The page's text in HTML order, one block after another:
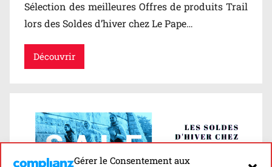
Gérer le Consentement aux
Sélection des meilleures Offres de produits Trail
lors des Soldes d’hiver chez Le Pape…
Découvrir